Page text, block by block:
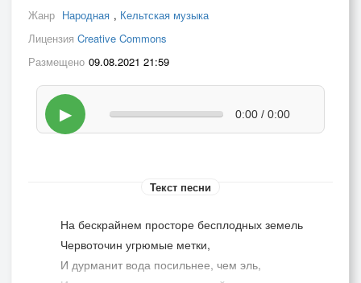
Жанр Народная , Кельтская музыка
Лицензия Creative Commons
Размещено 09.08.2021 21:59
▶ 0:00 / 0:00
Текст песни
На бескрайнем просторе бесплодных земель
Червоточин угрюмые метки,
И дурманит вода посильнее, чем эль,